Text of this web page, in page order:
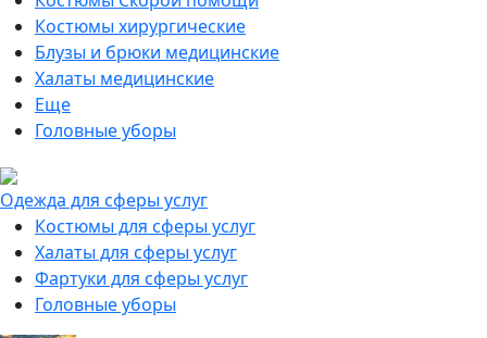
Костюмы хирургические
Блузы и брюки медицинские
Халаты медицинские
Еще
Головные уборы
Одежда для сферы услуг
Костюмы для сферы услуг
Халаты для сферы услуг
Фартуки для сферы услуг
Головные уборы